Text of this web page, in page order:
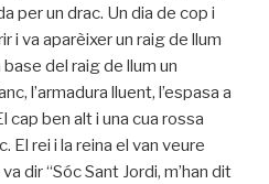
per un drac. Un dia de cop i
i va aparèixer un raig de llum
base del raig de llum un
l’armadura lluent, l’espasa a
cap ben alt i una cua rossa
El rei i la reina el van veure
dir “Sóc Sant Jordi, m’han dit